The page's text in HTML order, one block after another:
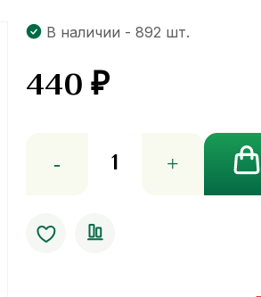
В наличии - 892 шт.
440₽
товара
крем